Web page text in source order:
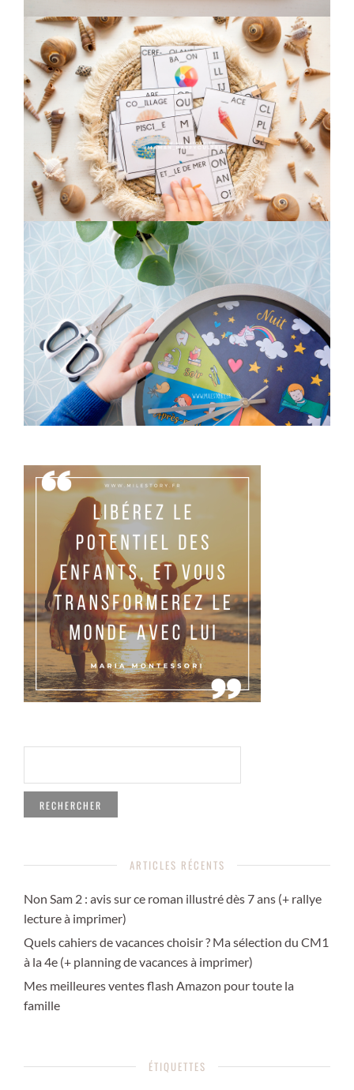
ARTICLES RÉCENTS
Non Sam 2 : avis sur ce roman illustré dès 7 ans (+ rallye
lecture à imprimer)
Quels cahiers de vacances choisir ? Ma sélection du CM1
à la 4e (+ planning de vacances à imprimer)
Mes meilleures ventes flash Amazon pour toute la
famille
ÉTIQUETTES